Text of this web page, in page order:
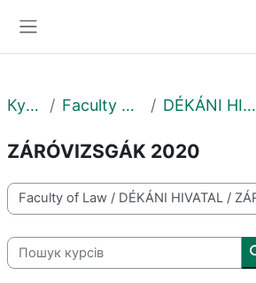
Курси Faculty of Law DÉKÁNI HIVATAL
ZÁRÓVIZSGÁK 2020
Категорії курсів
Пошук курсів